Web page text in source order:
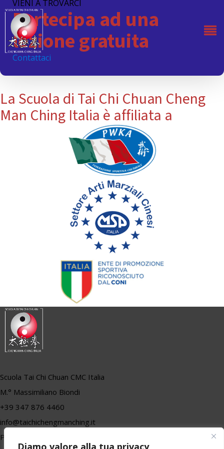
Diamo valore alla tua privacy
VIENI A TROVARCI
Partecipa ad una
lezione gratuita
Contattaci
La Scuola di Tai Chi Chuan Cheng
Man Ching Italia è affiliata a
Scuola Tai Chi Chuan CMC Italia
M.° Massimiliano Biondi
+39 347 876 4460
info@taichichengmanching.it
P.iva 01557710470